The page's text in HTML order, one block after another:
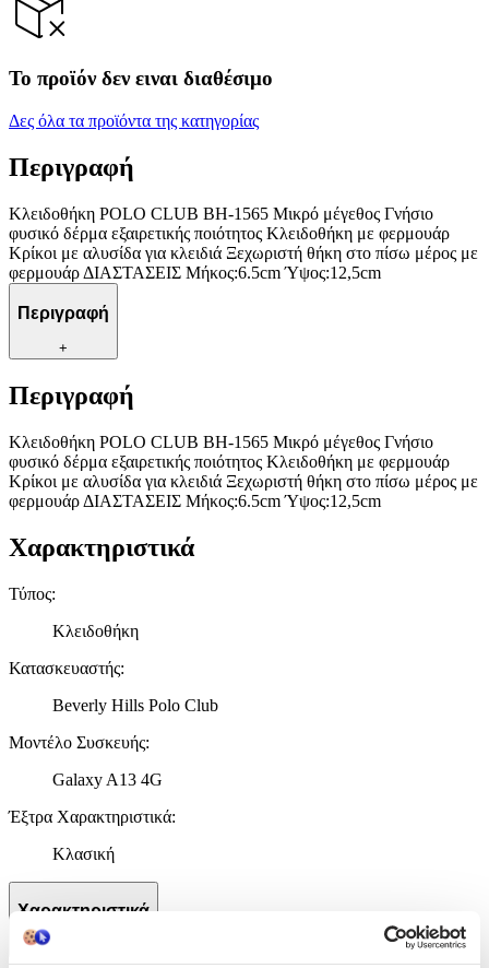
Το προϊόν δεν ειναι διαθέσιμο
Δες όλα τα προϊόντα της κατηγορίας
Περιγραφή
Κλειδοθήκη POLO CLUB BH-1565 Μικρό μέγεθος Γνήσιο
φυσικό δέρμα εξαιρετικής ποιότητος Κλειδοθήκη με φερμουάρ
Κρίκοι με αλυσίδα για κλειδιά Ξεχωριστή θήκη στο πίσω μέρος με
φερμουάρ ΔΙΑΣΤΑΣΕΙΣ Μήκος:6.5cm Ύψος:12,5cm
Περιγραφή
+
Περιγραφή
Κλειδοθήκη POLO CLUB BH-1565 Μικρό μέγεθος Γνήσιο
φυσικό δέρμα εξαιρετικής ποιότητος Κλειδοθήκη με φερμουάρ
Κρίκοι με αλυσίδα για κλειδιά Ξεχωριστή θήκη στο πίσω μέρος με
φερμουάρ ΔΙΑΣΤΑΣΕΙΣ Μήκος:6.5cm Ύψος:12,5cm
Χαρακτηριστικά
Τύπος:
Κλειδοθήκη
Κατασκευαστής:
Beverly Hills Polo Club
Μοντέλο Συσκευής:
Galaxy A13 4G
Έξτρα Χαρακτηριστικά:
Κλασική
Χαρακτηριστικά